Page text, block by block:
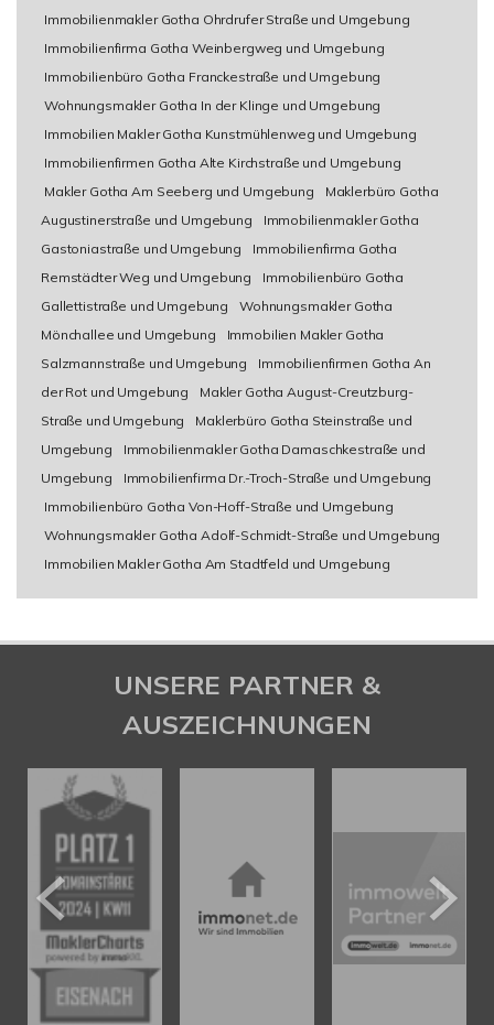
Immobilienmakler Gotha Ohrdrufer Straße und Umgebung
Immobilienfirma Gotha Weinbergweg und Umgebung
Immobilienbüro Gotha Franckestraße und Umgebung
Wohnungsmakler Gotha In der Klinge und Umgebung
Immobilien Makler Gotha Kunstmühlenweg und Umgebung
Immobilienfirmen Gotha Alte Kirchstraße und Umgebung
Makler Gotha Am Seeberg und Umgebung
Maklerbüro Gotha
Augustinerstraße und Umgebung
Immobilienmakler Gotha
Gastoniastraße und Umgebung
Immobilienfirma Gotha
Remstädter Weg und Umgebung
Immobilienbüro Gotha
Gallettistraße und Umgebung
Wohnungsmakler Gotha
Mönchallee und Umgebung
Immobilien Makler Gotha
Salzmannstraße und Umgebung
Immobilienfirmen Gotha An
der Rot und Umgebung
Makler Gotha August-Creutzburg-
Straße und Umgebung
Maklerbüro Gotha Steinstraße und
Umgebung
Immobilienmakler Gotha Damaschkestraße und
Umgebung
Immobilienfirma Dr.-Troch-Straße und Umgebung
Immobilienbüro Gotha Von-Hoff-Straße und Umgebung
Wohnungsmakler Gotha Adolf-Schmidt-Straße und Umgebung
Immobilien Makler Gotha Am Stadtfeld und Umgebung
UNSERE PARTNER &
AUSZEICHNUNGEN